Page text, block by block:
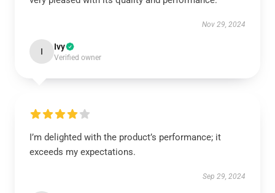
Nov 29, 2024
I Ivy
Verified owner
I’m delighted with the product’s performance; it
exceeds my expectations.
Sep 29, 2024